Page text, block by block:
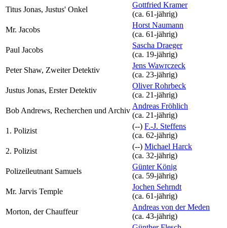
Titus Jonas, Justus' Onkel
Gottfried Kramer
(ca. 61‑jährig)
Mr. Jacobs
Horst Naumann
(ca. 61‑jährig)
Paul Jacobs
Sascha Draeger
(ca. 19‑jährig)
Peter Shaw, Zweiter Detektiv
Jens Wawrczeck
(ca. 23‑jährig)
Justus Jonas, Erster Detektiv
Oliver Rohrbeck
(ca. 21‑jährig)
Bob Andrews, Recherchen und Archiv
Andreas Fröhlich
(ca. 21‑jährig)
1. Polizist
(--) F.-J. Steffens
(ca. 62‑jährig)
2. Polizist
(--) Michael Harck
(ca. 32‑jährig)
Polizeileutnant Samuels
Günter König
(ca. 59‑jährig)
Mr. Jarvis Temple
Jochen Sehrndt
(ca. 61‑jährig)
Morton, der Chauffeur
Andreas von der Meden
(ca. 43‑jährig)